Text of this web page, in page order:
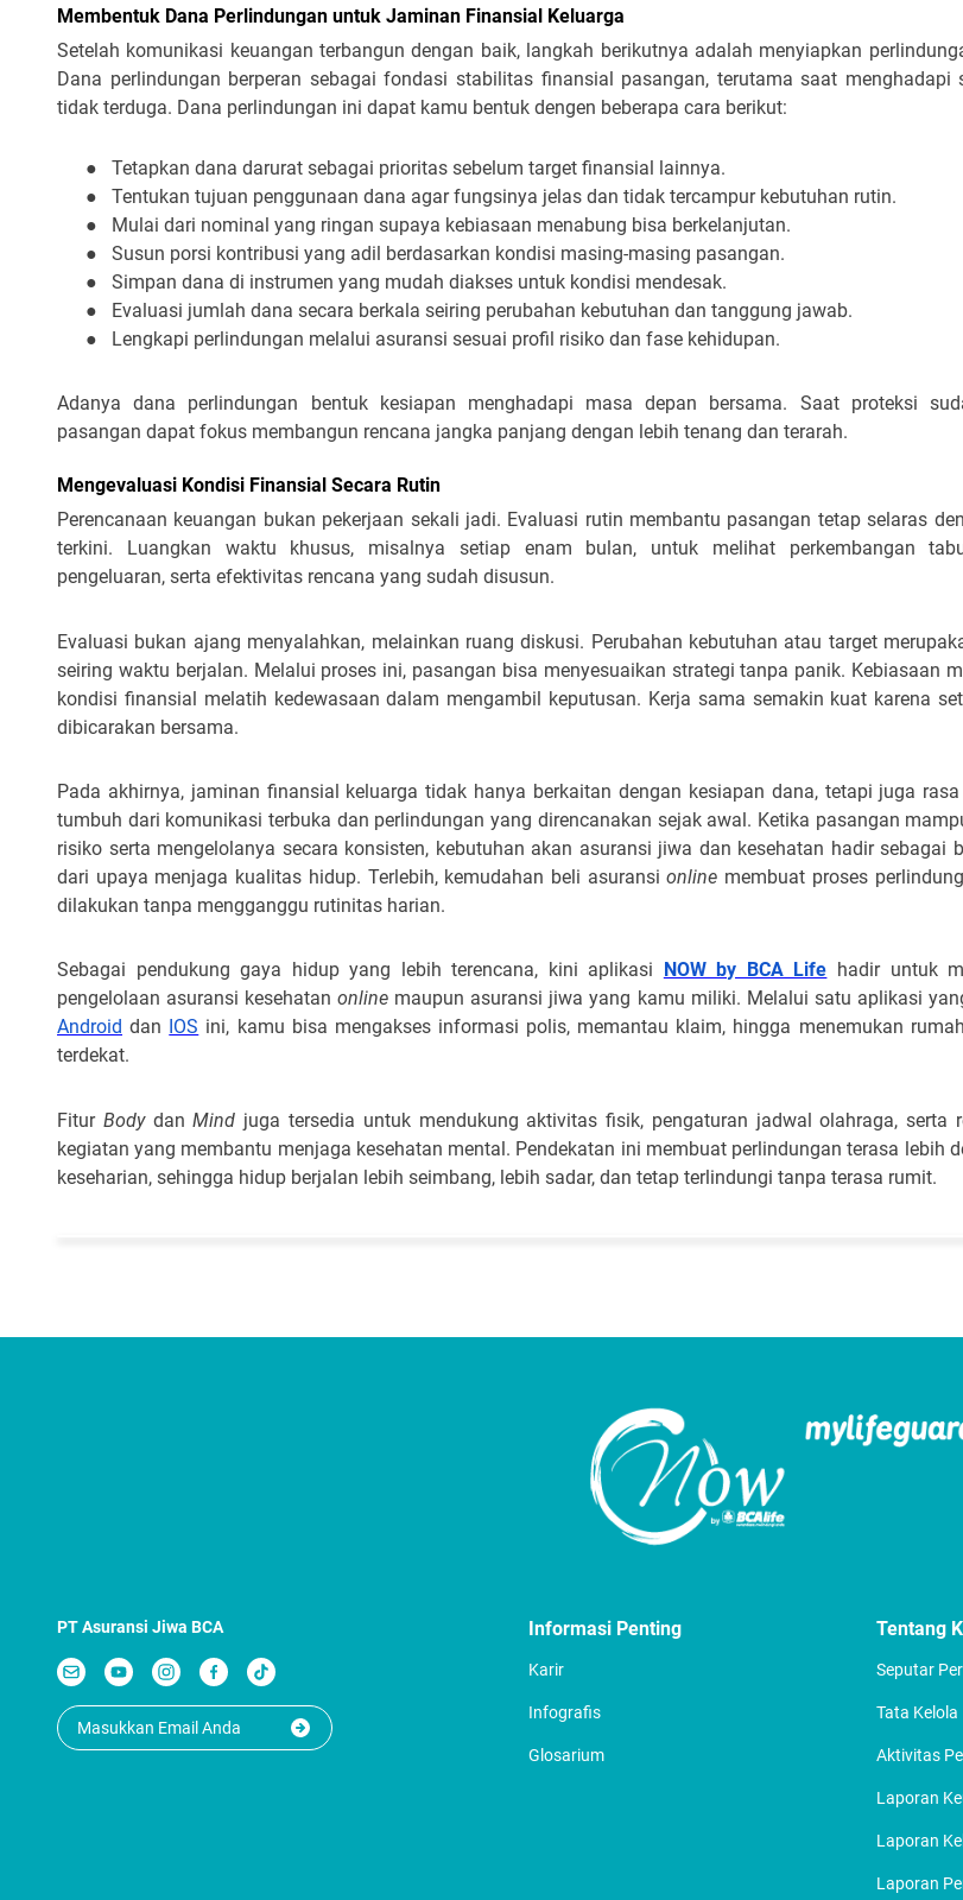
Membentuk Dana Perlindungan untuk Jaminan Finansial Keluarga
Setelah komunikasi keuangan terbangun dengan baik, langkah berikutnya adalah menyiapkan
Dana perlindungan berperan sebagai fondasi stabilitas finansial pasangan, terutama saat menghadapi
tidak terduga. Dana perlindungan ini dapat kamu bentuk dengen beberapa cara berikut:
●
Tetapkan dana darurat sebagai prioritas sebelum target finansial lainnya.
●
Tentukan tujuan penggunaan dana agar fungsinya jelas dan tidak tercampur kebutuhan rutin.
●
Mulai dari nominal yang ringan supaya kebiasaan menabung bisa berkelanjutan.
●
Susun porsi kontribusi yang adil berdasarkan kondisi masing-masing pasangan.
●
Simpan dana di instrumen yang mudah diakses untuk kondisi mendesak.
●
Evaluasi jumlah dana secara berkala seiring perubahan kebutuhan dan tanggung jawab.
●
Lengkapi perlindungan melalui asuransi sesuai profil risiko dan fase kehidupan.
Adanya dana perlindungan bentuk kesiapan menghadapi masa depan bersama. Saat proteksi
pasangan dapat fokus membangun rencana jangka panjang dengan lebih tenang dan terarah.
Mengevaluasi Kondisi Finansial Secara Rutin
Perencanaan keuangan bukan pekerjaan sekali jadi. Evaluasi rutin membantu pasangan tetap selaras
terkini. Luangkan waktu khusus, misalnya setiap enam bulan, untuk melihat perkembangan
pengeluaran, serta efektivitas rencana yang sudah disusun.
Evaluasi bukan ajang menyalahkan, melainkan ruang diskusi. Perubahan kebutuhan atau target
seiring waktu berjalan. Melalui proses ini, pasangan bisa menyesuaikan strategi tanpa panik. Kebiasaan
kondisi finansial melatih kedewasaan dalam mengambil keputusan. Kerja sama semakin kuat karena
dibicarakan bersama.
Pada akhirnya, jaminan finansial keluarga tidak hanya berkaitan dengan kesiapan dana, tetapi juga
tumbuh dari komunikasi terbuka dan perlindungan yang direncanakan sejak awal. Ketika pasangan
risiko serta mengelolanya secara konsisten, kebutuhan akan asuransi jiwa dan kesehatan hadir sebagai
dari upaya menjaga kualitas hidup. Terlebih, kemudahan beli asuransionline membuat proses
dilakukan tanpa mengganggu rutinitas harian.
Sebagai pendukung gaya hidup yang lebih terencana, kini aplikasi NOW by BCA Life hadir untuk
pengelolaan asuransi kesehatanonline maupun asuransi jiwa yang kamu miliki. Melalui satu aplikasi
Android dan IOS ini, kamu bisa mengakses informasi polis, memantau klaim, hingga menemukan
terdekat.
Fitur BodydanMind juga tersedia untuk mendukung aktivitas fisik, pengaturan jadwal olahraga, serta
kegiatan yang membantu menjaga kesehatan mental. Pendekatan ini membuat perlindungan terasa lebih
keseharian, sehingga hidup berjalan lebih seimbang, lebih sadar, dan tetap terlindungi tanpa terasa rumit.
PT Asuransi Jiwa BCA Informasi Penting
Karir
Infografis
Glosarium
Tentang
Seputar
Tata Kelola
Aktivitas
Laporan
Laporan
Laporan